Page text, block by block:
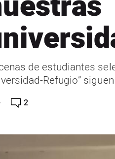
de estudiantes
Refugio”
2